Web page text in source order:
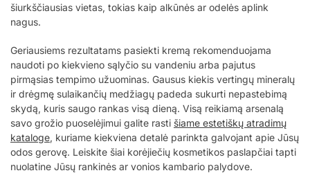
šiurkščiausias vietas, tokias kaip alkūnės ar odelės aplink
nagus.
Geriausiems rezultatams pasiekti kremą rekomenduojama
naudoti po kiekvieno sąlyčio su vandeniu arba pajutus
pirmąsias tempimo užuominas. Gausus kiekis vertingų mineralų
ir drėgmę sulaikančių medžiagų padeda sukurti nepastebimą
skydą, kuris saugo rankas visą dieną. Visą reikiamą arsenalą
savo grožio puoselėjimui galite rasti šiame estetiškų atradimų
kataloge, kuriame kiekviena detalė parinkta galvojant apie Jūsų
odos gerovę. Leiskite šiai korėjiečių kosmetikos paslapčiai tapti
nuolatine Jūsų rankinės ar vonios kambario palydove.